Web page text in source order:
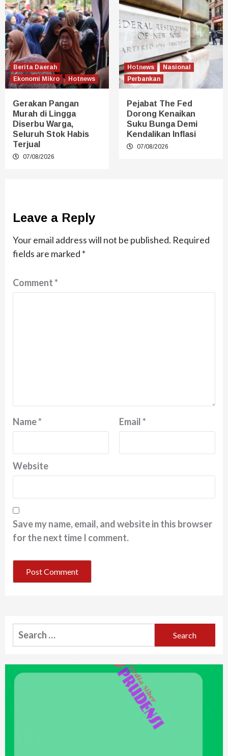
Berita Daerah
Ekonomi Mikro
Hotnews
Gerakan Pangan
Murah di Lingga
Diserbu Warga,
Seluruh Stok Habis
Terjual
07/08/2026
Hotnews
Nasional
Perbankan
Pejabat The Fed
Dorong Kenaikan
Suku Bunga Demi
Kendalikan Inflasi
07/08/2026
Leave a Reply
Your email address will not be published. Required
fields are marked *
Comment*
Name* Email*
Website
Save my name, email, and website in this browser
for the next time I comment.